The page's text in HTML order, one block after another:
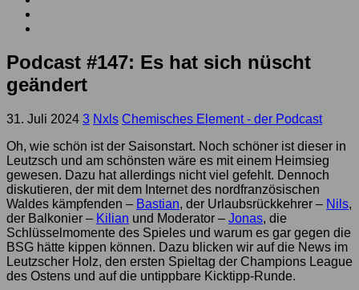
Podcast #147: Es hat sich nüscht
geändert
31. Juli 2024 3 Nxls Chemisches Element - der Podcast
Oh, wie schön ist der Saisonstart. Noch schöner ist dieser in
Leutzsch und am schönsten wäre es mit einem Heimsieg
gewesen. Dazu hat allerdings nicht viel gefehlt. Dennoch
diskutieren, der mit dem Internet des nordfranzösischen
Waldes kämpfenden – Bastian, der Urlaubsrückkehrer – Nils,
der Balkonier – Kilian und Moderator – Jonas, die
Schlüsselmomente des Spieles und warum es gar gegen die
BSG hätte kippen können. Dazu blicken wir auf die News im
Leutzscher Holz, den ersten Spieltag der Champions League
des Ostens und auf die untippbare Kicktipp-Runde.